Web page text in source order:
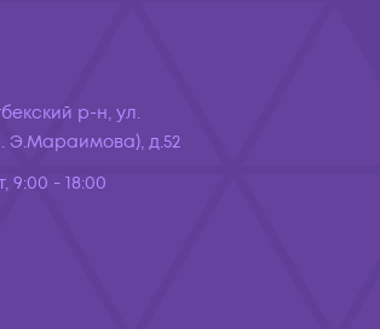
р-н, ул.
Э.Мараимова), д.52
9:00 - 18:00